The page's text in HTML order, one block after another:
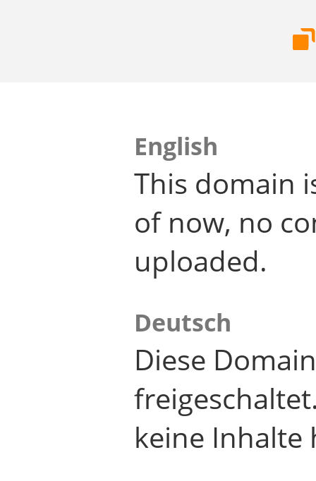
English
This domain
of now, no
uploaded.
Deutsch
Diese
keine Inhalte